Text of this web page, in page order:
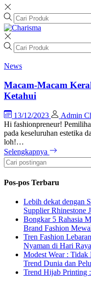
News
Macam-Macam
Ketahui
13/12/2023
Admin
Hi fashionpreneur!
pada keseluruhan estetika
loh!…
Selengkapnya
Pos-pos Terbaru
Lebih dekat dengan
Supplier Rhinestone
Bongkar 5 Rahasia
Brand Fashion
Tren Fashion
Nyaman di Hari Raya
Modest Wear :
Trend Dunia dan
Trend Hijab Printing